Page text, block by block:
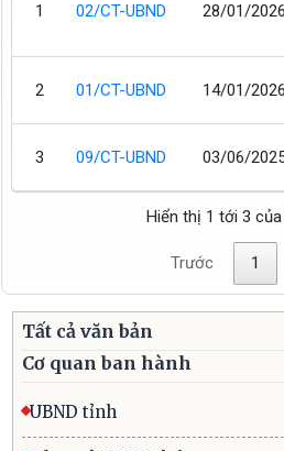
1 02/CT-UBND 28/01/2026
2 01/CT-UBND 14/01/2026
3 09/CT-UBND 03/06/
Hiển thị 1 tới 3
Trước 1
Tất cả văn bản
Cơ quan ban hành
UBND tỉnh